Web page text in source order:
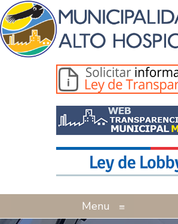
Menu ≡